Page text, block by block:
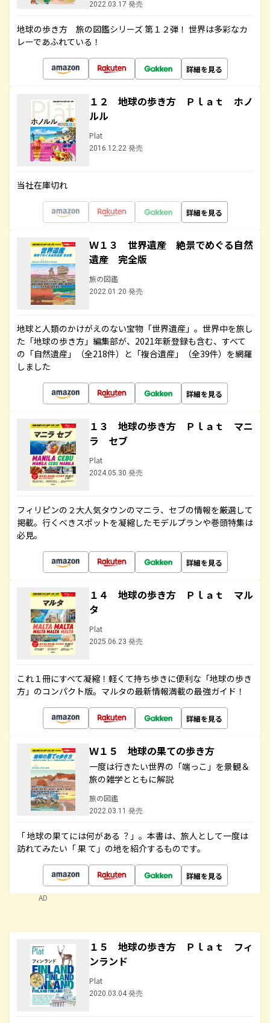
2022.03.17 発売
地球の歩き方 旅の図鑑シリーズ 第１２弾！ 世界は多彩なカ
レーであふれている！
詳細を見る
１２ 地球の歩き方 Ｐｌａｔ ホノ
ルル
Plat
2016.12.22 発売
当社在庫切れ
詳細を見る
Ｗ１３ 世界遺産 絶景でめぐる自然
遺産 完全版
旅の図鑑
2022.01.20 発売
地球と人類のかけがえのない宝物「世界遺産」。世界中を旅し
た「地球の歩き方」編集部が、2021年新登録も含む、すべて
の「自然遺産」（全218件）と「複合遺産」（全39件）を網羅
しました
詳細を見る
１３ 地球の歩き方 Ｐｌａｔ マニ
ラ セブ
Plat
2024.05.30 発売
フィリピンの２大人気タウンのマニラ、セブの情報を厳選して
掲載。行くべきスポットを凝縮したモデルプランや巻頭特集は
必見。
詳細を見る
１４ 地球の歩き方 Ｐｌａｔ マル
タ
Plat
2025.06.23 発売
これ１冊にすべて凝縮！軽くて持ち歩きに便利な「地球の歩き
方」のコンパクト版。マルタの最新情報満載の最強ガイド！
詳細を見る
Ｗ１５ 地球の果ての歩き方
一度は行きたい世界の「端っこ」を景観＆
旅の雑学とともに解説
旅の図鑑
2022.03.11 発売
「 地球の果てには何がある ？」。本書は、旅人として一度は
訪れてみたい「 果 て」の地を紹介するものです。
詳細を見る
AD
１５ 地球の歩き方 Ｐｌａｔ フィ
ンランド
Plat
2020.03.04 発売